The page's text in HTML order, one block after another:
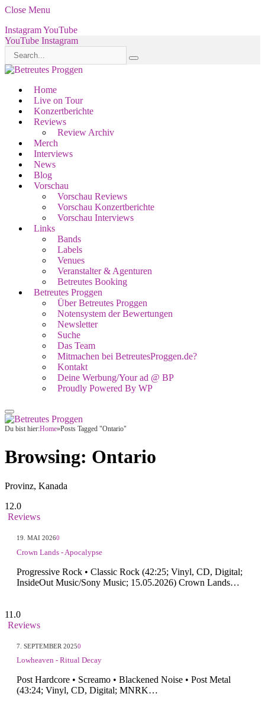
Close Menu
InstagramYouTube
YouTube Instagram
Home
Live on Tour
Konzertberichte
Reviews
Review Archiv
Merch
Interviews
News
Blog
Vorschau
Vorschau Reviews
Vorschau Konzertberichte
Vorschau Interviews
Links
Bands
Labels
Venues
Veranstalter & Agenturen
Betreutes Booking
Betreutes Proggen
Über Betreutes Proggen
Notensystem der Bewertungen
Newsletter
Suche
Das Team
Mitmachen bei BetreutesProggen.de?
Kontakt
Deine Werbung/Your ad @ BP
Proudly Powered By WP
Du bist hier:Home»Posts Tagged "Ontario"
Browsing: Ontario
Provinz, Kanada
12.0
Reviews
19. MAI 20260
Crown Lands - Apocalypse
Progressive Rock • Classic Rock (42:25; Vinyl, CD, Digital;
InsideOut Music/Sony Music; 15.05.2026) Crown Lands…
11.0
Reviews
7. SEPTEMBER 20250
Lowheaven - Ritual Decay
Post Hardcore • Screamo • Blackened Noise • Post Metal
(43:24; Vinyl, CD, Digital; MNRK…